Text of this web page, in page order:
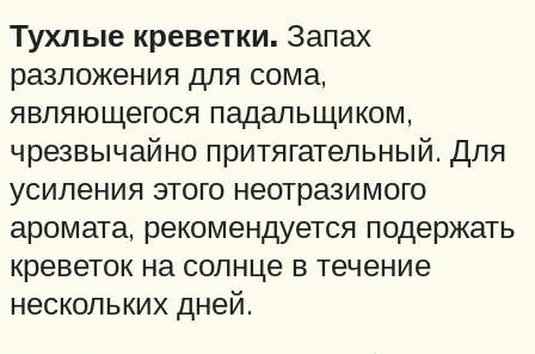
Тухлые креветки. Запах
разложения для сома,
являющегося падальщиком,
чрезвычайно притягательный. Для
усиления этого неотразимого
аромата, рекомендуется подержать
креветок на солнце в течение
нескольких дней.